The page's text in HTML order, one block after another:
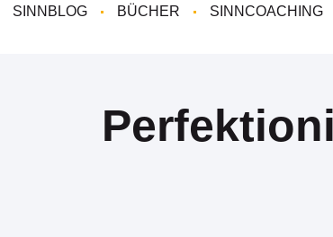
SINNBLOG BÜCHER SINNCOACHING